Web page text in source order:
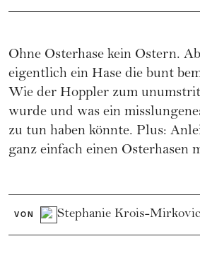
Ohne Osterhase kein Ostern.
eigentlich ein Hase die bunt
Wie der Hoppler zum
wurde und was ein
zu tun haben könnte. Plus:
ganz einfach einen Osterhasen
VON Stephanie Krois-Mirkovic